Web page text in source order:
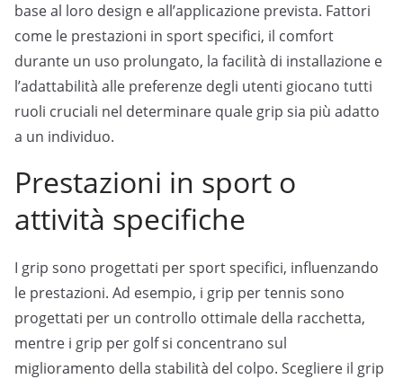
base al loro design e all’applicazione prevista. Fattori
come le prestazioni in sport specifici, il comfort
durante un uso prolungato, la facilità di installazione e
l’adattabilità alle preferenze degli utenti giocano tutti
ruoli cruciali nel determinare quale grip sia più adatto
a un individuo.
Prestazioni in sport o
attività specifiche
I grip sono progettati per sport specifici, influenzando
le prestazioni. Ad esempio, i grip per tennis sono
progettati per un controllo ottimale della racchetta,
mentre i grip per golf si concentrano sul
miglioramento della stabilità del colpo. Scegliere il grip